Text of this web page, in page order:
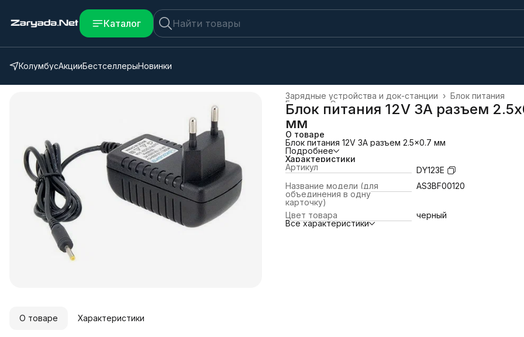
Каталог
КолумбусАкцииБестселлерыНовинки
Блок питания
Зарядные устройства и док-станции ›
Электроника
›
Главная
Блок питания 12V 3A разъем
мм
О товаре
Блок питания 12V 3A разъем 2.5x0.7 мм
Подробнее
Характеристики
Артикул
DY123E
Название модели (для
объединения в одну
карточку)
AS3BF00120
Цвет товара
черный
Все характеристики
О товаре Характеристики